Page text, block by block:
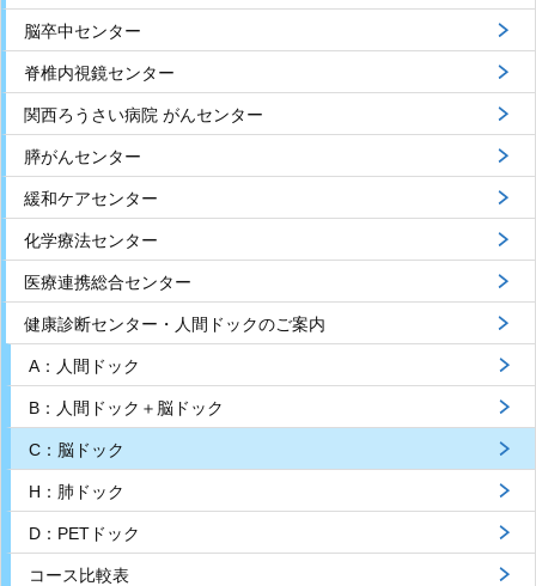
脳卒中センター
脊椎内視鏡センター
関西ろうさい病院 がんセンター
膵がんセンター
緩和ケアセンター
化学療法センター
医療連携総合センター
健康診断センター・人間ドックのご案内
A：人間ドック
B：人間ドック＋脳ドック
C：脳ドック
H：肺ドック
D：PETドック
コース比較表